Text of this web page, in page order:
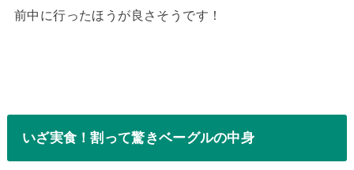
前中に行ったほうが良さそうです！
いざ実食！割って驚きベーグルの中身